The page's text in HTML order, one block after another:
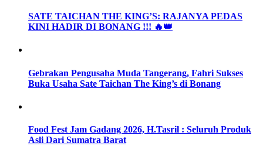
SATE TAICHAN THE KING’S: RAJANYA PEDAS
KINI HADIR DI BONANG !!! 🔥👑
Gebrakan Pengusaha Muda Tangerang, Fahri Sukses
Buka Usaha Sate Taichan The King’s di Bonang
Food Fest Jam Gadang 2026, H.Tasril : Seluruh Produk
Asli Dari Sumatra Barat